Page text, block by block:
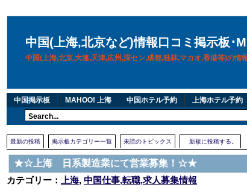
中国(上海,北京など)情報口コミ掲示板･
中国(上海,北京,大連,天津,広州,深セン,成都,桂林,マカオ,香港等)の情
中国掲示板 MAHOO! 上海 中国ホテル予約 上海ホテル予約
最新の投稿 掲示板カテゴリー一覧 未読のトピックス 新規に投稿する。
★☆上海 日系製造業にて営業募集！☆★
カテゴリー：
上海, 中国仕事,転職,求人募集情報